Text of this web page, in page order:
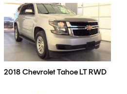
2018 Chevrolet Tahoe LT RWD